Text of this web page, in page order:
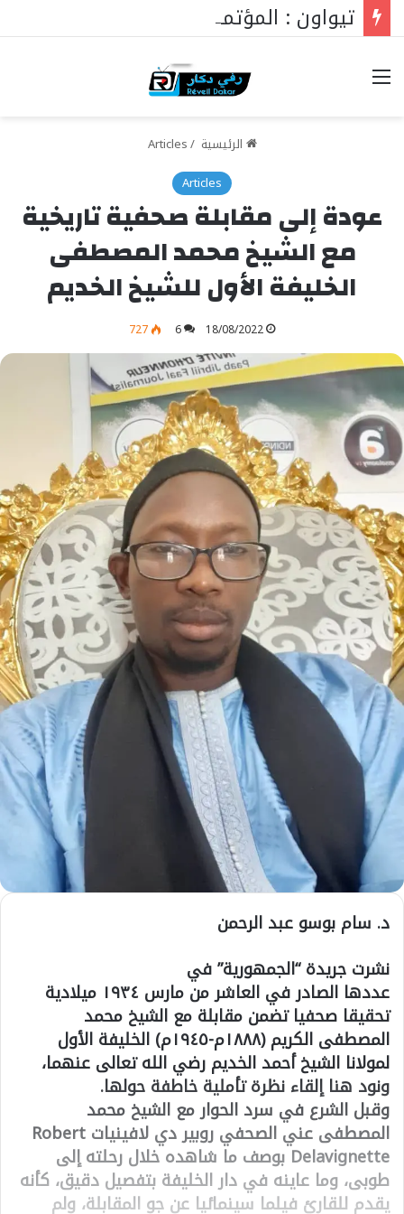
خيارات
الرئيسية /
Articles
Articles
عودة إلى مقابلة صحفية تاريخية
مع الشيخ محمد المصطفى
الخليفة الأول للشيخ الخديم
18/08/2022
6
727
د. سام بوسو عبد الرحمن
نشرت جريدة “الجمهورية” في
عددها الصادر في العاشر من مارس ١٩٣٤ ميلادية
تحقيقا صحفيا تضمن مقابلة مع الشيخ محمد
المصطفى الكريم (١٨٨٨م-١٩٤٥م) الخليفة الأول
لمولانا الشيخ أحمد الخديم رضي الله تعالى عنهما،
ونود هنا إلقاء نظرة تأملية خاطفة حولها.
وقبل الشرع في سرد الحوار مع الشيخ محمد
المصطفى عني الصحفي روبير دي لافينيات Robert
Delavignette بوصف ما شاهده خلال رحلته إلى
طوبى، وما عاينه في دار الخليفة بتفصيل دقيق، كأنه
يقدم للقارئ فيلما سينمائيا عن جو المقابلة، ولم